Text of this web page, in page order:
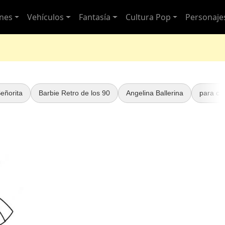
Vehículos Fantasía Cultura Pop
Barbie Retro de los 90 Angelina Ballerina para